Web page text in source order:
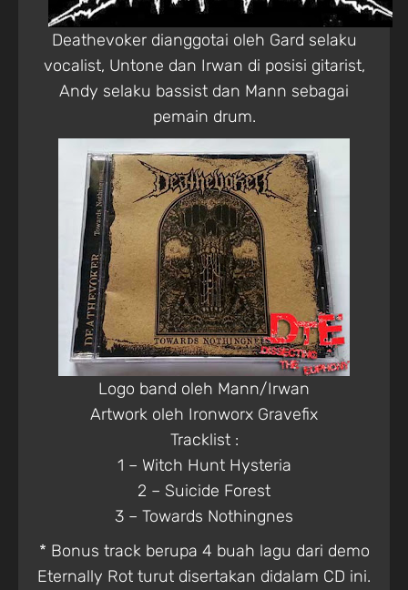
Deathevoker dianggotai oleh Gard selaku
vocalist, Untone dan Irwan di posisi gitarist,
Andy selaku bassist dan Mann sebagai
pemain drum.
Logo band oleh Mann/Irwan
Artwork oleh Ironworx Gravefix
Tracklist :
1 – Witch Hunt Hysteria
2 – Suicide Forest
3 – Towards Nothingnes
* Bonus track berupa 4 buah lagu dari demo
Eternally Rot turut disertakan didalam CD ini.